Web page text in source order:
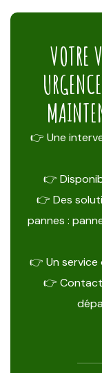
VOTRE
👉 Une
👉
👉 Des
pannes :
👉 Un
👉